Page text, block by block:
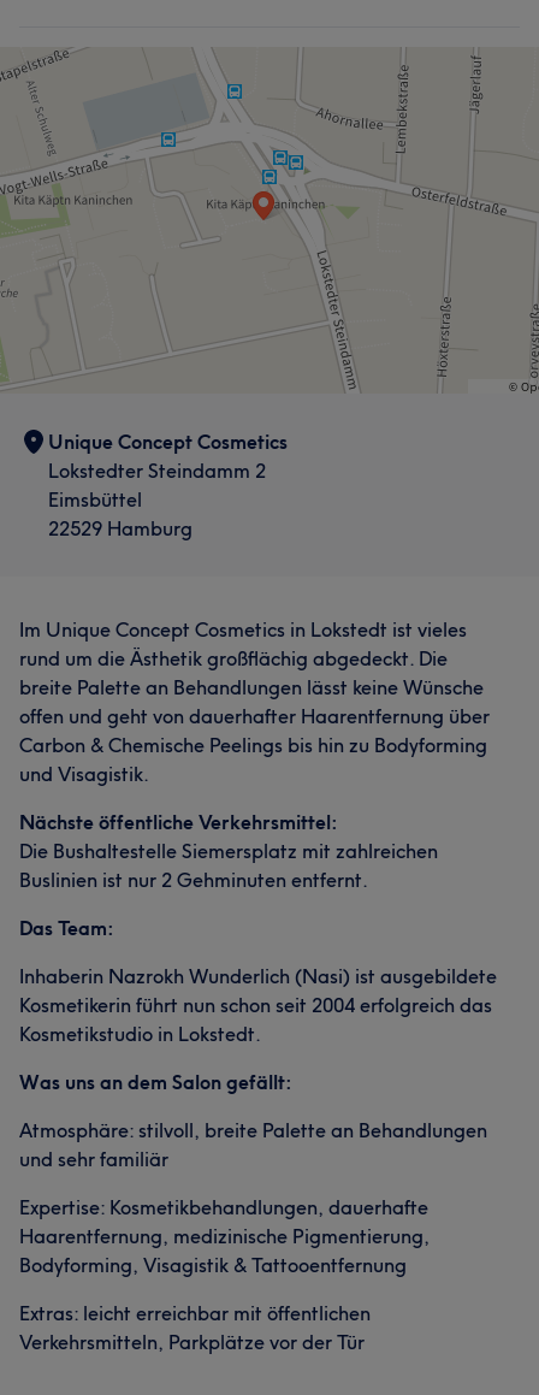
Unique Concept Cosmetics
Lokstedter Steindamm 2
Eimsbüttel
22529 Hamburg
Im Unique Concept Cosmetics in Lokstedt ist vieles
rund um die Ästhetik großflächig abgedeckt. Die
breite Palette an Behandlungen lässt keine Wünsche
offen und geht von dauerhafter Haarentfernung über
Carbon & Chemische Peelings bis hin zu Bodyforming
und Visagistik.
Nächste öffentliche Verkehrsmittel:
Die Bushaltestelle Siemersplatz mit zahlreichen
Buslinien ist nur 2 Gehminuten entfernt.
Das Team:
Inhaberin Nazrokh Wunderlich (Nasi) ist ausgebildete
Kosmetikerin führt nun schon seit 2004 erfolgreich das
Kosmetikstudio in Lokstedt.
Was uns an dem Salon gefällt:
Atmosphäre: stilvoll, breite Palette an Behandlungen
und sehr familiär
Expertise: Kosmetikbehandlungen, dauerhafte
Haarentfernung, medizinische Pigmentierung,
Bodyforming, Visagistik & Tattooentfernung
Extras: leicht erreichbar mit öffentlichen
Verkehrsmitteln, Parkplätze vor der Tür